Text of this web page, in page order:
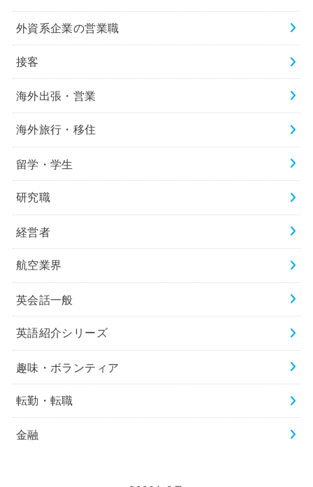
外資系企業の営業職
接客
海外出張・営業
海外旅行・移住
留学・学生
研究職
経営者
航空業界
英会話一般
英語紹介シリーズ
趣味・ボランティア
転勤・転職
金融